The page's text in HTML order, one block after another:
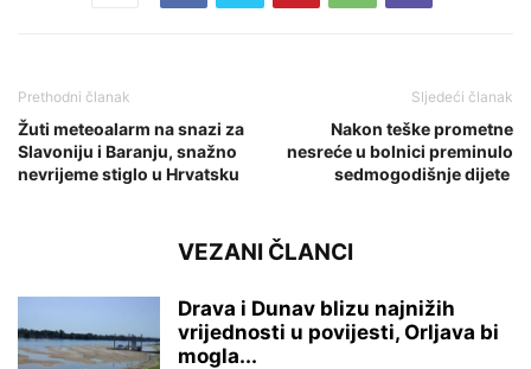
Prethodni članak
Žuti meteoalarm na snazi za
Slavoniju i Baranju, snažno
nevrijeme stiglo u Hrvatsku
Sljedeći članak
Nakon teške prometne
nesreće u bolnici preminulo
sedmogodišnje dijete
VEZANI ČLANCI
Drava i Dunav blizu najnižih
vrijednosti u povijesti, Orljava bi
mogla...